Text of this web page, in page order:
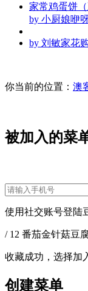
家常鸡蛋饼
by 小厨娘咿
by 刘敏家花
你当前的位置： 澳
被加入的菜
使用社交账号登陆
/ 12 番茄金针菇豆
收藏成功，选择加
创建菜单